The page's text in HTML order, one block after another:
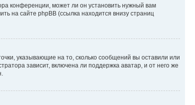
конференции, может ли он установить нужный вам
на сайте phpBB (ссылка находится внизу страниц
указывающие на то, сколько сообщений вы оставили или
зависит, включена ли поддержка аватар, и от него же